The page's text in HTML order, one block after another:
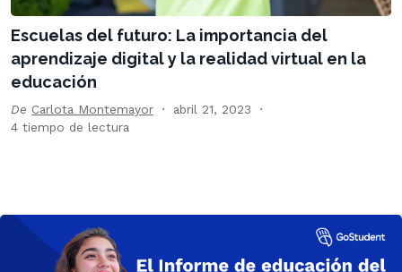
Escuelas del futuro: La importancia del
aprendizaje digital y la realidad virtual en la
educación
De Carlota Montemayor
abril 21, 2023
4 tiempo de lectura